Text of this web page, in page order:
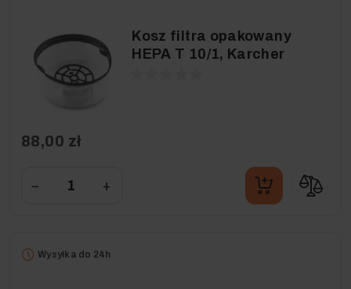
Kosz filtra opakowany
HEPA T 10/1, Karcher
88,00 zł
− +
Wysyłka do 24h